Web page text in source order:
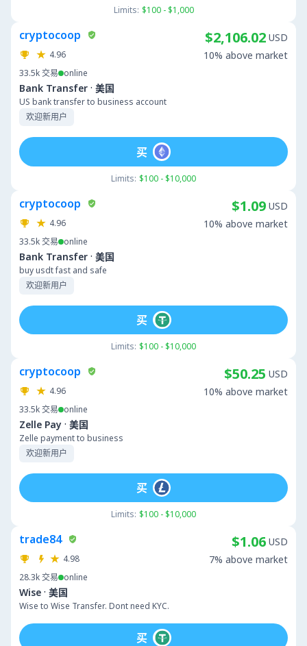
Limits: $100 - $1,000
cryptocoop
4.96
33.5k交易 online
Bank Transfer · 美国
US bank transfer to business account
欢迎新用户
$2,106.02 USD
10% above market
Limits: $100 - $10,000
买
cryptocoop
4.96
33.5k交易 online
Bank Transfer · 美国
buy usdt fast and safe
欢迎新用户
$1.09 USD
10% above market
Limits: $100 - $10,000
买
cryptocoop
4.96
33.5k交易 online
Zelle Pay · 美国
Zelle payment to business
欢迎新用户
$50.25 USD
10% above market
Limits: $100 - $10,000
买
trade84
4.98
28.3k交易 online
Wise · 美国
Wise to Wise Transfer. Dont need KYC.
$1.06 USD
7% above market
买